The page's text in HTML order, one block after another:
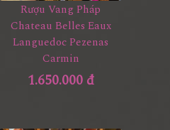
Rượu Vang Pháp
Chateau Belles Eaux
Languedoc Pezenas
Carmin
1.650.000 đ